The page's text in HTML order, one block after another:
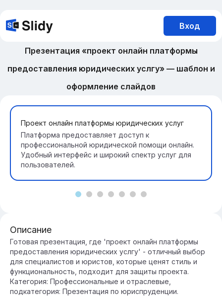
Вход
Презентация «проект онлайн платформы
предоставления юридических услгу» — шаблон и
оформление слайдов
Проект онлайн платформы юридических услуг
Платформа предоставляет доступ к
профессиональной юридической помощи онлайн.
Удобный интерфейс и широкий спектр услуг для
пользователей.
Описание
Готовая презентация, где 'проект онлайн платформы
предоставления юридических услгу' - отличный выбор
для специалистов и юристов, которые ценят стиль и
функциональность, подходит для защиты проекта.
Категория: Профессиональные и отраслевые,
подкатегория: Презентация по юриспруденции.